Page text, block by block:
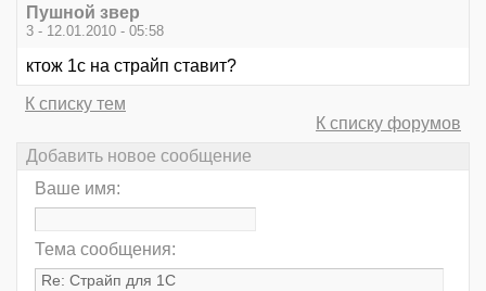
Пушной звер
3 - 12.01.2010 - 05:58
ктож 1с на страйп ставит?
К списку тем
К списку форумов
Добавить новое сообщение
Ваше имя:
Тема сообщения: